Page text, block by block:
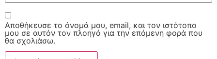
Αποθήκευσε το όνομά μου, email, και τον ιστότοπο
μου σε αυτόν τον πλοηγό για την επόμενη φορά που
θα σχολιάσω.